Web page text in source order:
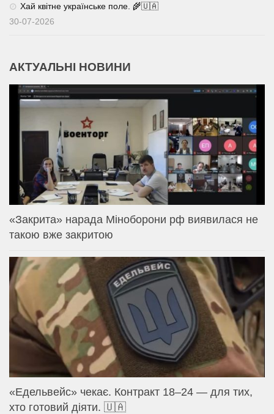
Хай квітне українське поле. 🌾🇺🇦
30-07-2026
АКТУАЛЬНІ НОВИНИ
«Закрита» нарада Міноборони рф виявилася не
такою вже закритою
«Едельвейс» чекає. Контракт 18–24 — для тих,
хто готовий діяти. 🇺🇦